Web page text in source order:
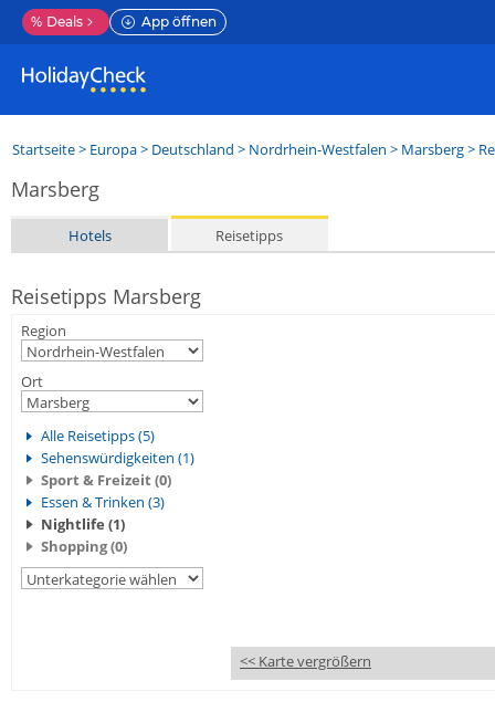
% Deals App öffnen
Startseite> Europa> Deutschland > Nordrhein-Westfalen > Marsberg>
Marsberg
Hotels Reisetipps
Reisetipps Marsberg
Region
Ort
Alle Reisetipps (5)
Sehenswürdigkeiten (1)
Sport & Freizeit (0)
Essen & Trinken (3)
Nightlife (1)
Shopping (0)
<< Karte vergrößern